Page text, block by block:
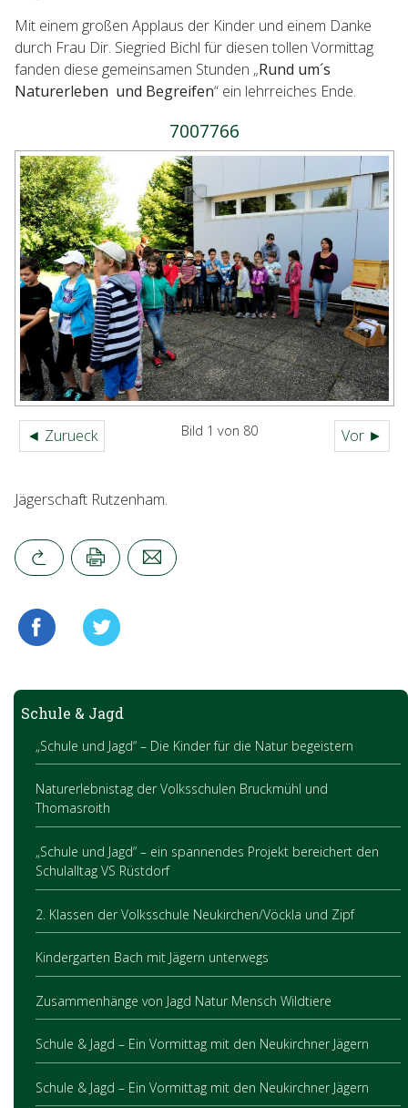
Mit einem großen Applaus der Kinder und einem Danke
durch Frau Dir. Siegried Bichl für diesen tollen Vormittag
fanden diese gemeinsamen Stunden „Rund um´s
Naturerleben und Begreifen“ ein lehrreiches Ende.
7007766
◄ Zurueck Vor ►
Bild 1 von 80
Jägerschaft Rutzenham.
Schule & Jagd
„Schule und Jagd“ – Die Kinder für die Natur begeistern
Naturerlebnistag der Volksschulen Bruckmühl und
Thomasroith
„Schule und Jagd“ – ein spannendes Projekt bereichert den
Schulalltag VS Rüstdorf
2. Klassen der Volksschule Neukirchen/Vöckla und Zipf
Kindergarten Bach mit Jägern unterwegs
Zusammenhänge von Jagd Natur Mensch Wildtiere
Schule & Jagd – Ein Vormittag mit den Neukirchner Jägern
Schule & Jagd – Ein Vormittag mit den Neukirchner Jägern